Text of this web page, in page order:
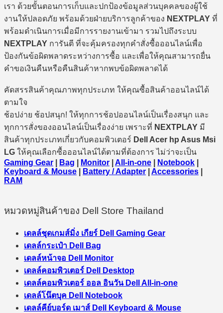
เรา ด้วยขั้นตอนการเก็บและปกป้องข้อมูลส่วนบุคคลของผู้ใช้
งานให้ปลอดภัย พร้อมด้วยฝ่ายบริการลูกค้าของ NEXTPLAY ที่
พร้อมดำเนินการเมื่อมีการรายงานเข้ามา รวมไปถึงระบบ
NEXTPLAY การันตี ที่จะคุ้มครองทุกคำสั่งซื้อออนไลน์เพื่อ
ป้องกันข้อผิดพลาดระหว่างการซื้อ และเพื่อให้คุณสามารถยื่น
คำขอเงินคืนหรือคืนสินค้าหากพบข้อผิดพลาดได้
คัดสรรสินค้าคุณภาพทุกประเภท ให้คุณซื้อสินค้าออนไลน์ได้
ตามใจ
ช้อปง่าย ช้อปสนุก! ให้ทุกการช้อปออนไลน์เป็นเรื่องสนุก และ
ทุกการสั่งของออนไลน์เป็นเรื่องง่าย เพราะที่ NEXTPLAY มี
สินค้าทุกประเภทเกี่ยวกับคอมพิวเตอร์ Dell Acer hp Asus Msi
LG ให้คุณเลือกซื้อออนไลน์ได้ตามที่ต้องการ ไม่ว่าจะเป็น
Gaming Gear
Bag Monitor All-in-one Notebook
Keyboard & Mouse
Battery / Adapter Accessories
RAM
หมวดหมู่สินค้าของ Dell Store Thailand
เดลล์ชุดเกมส์มิ่ง เกียร์ Dell Gaming Gear
เดลล์กระเป๋า Dell Bag
เดลล์หน้าจอ Dell Monitor
เดลล์คอมพิวเตอร์ Dell Desktop
เดลล์คอมพิวเตอร์ ออล อินวัน Dell All-in-one
เดลล์โน๊ตบุค Dell Notebook
เดลล์คีย์บอร์ด เมาส์ Dell Keyboard & Mouse